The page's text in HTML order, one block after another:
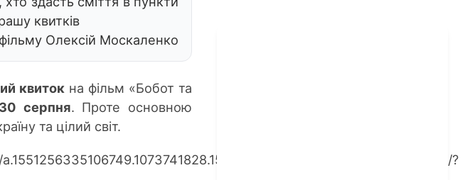
квитків
Олексій Москаленко
квиток на фільм «Бобот та
30 серпня. Проте основною
та цілий світ.
2197541740478202/?